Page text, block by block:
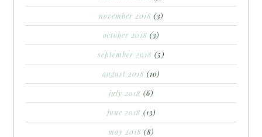
november 2018 (3)
october 2018 (3)
september 2018 (5)
august 2018 (10)
july 2018 (6)
june 2018 (13)
may 2018 (8)